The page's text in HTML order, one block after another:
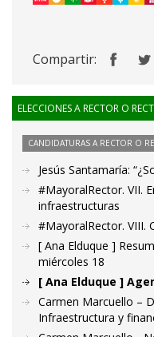
Compartir:
ELECCIONES A RECTOR O
CANDIDATURAS A RECTOR O
Jesús Santamaría:
#MayoralRector. VII.
infraestructuras
#MayoralRector. VIII.
[ Ana Elduque ]
miércoles 18
[ Ana Elduque ]
Carmen Marcuello –
Infraestructura y